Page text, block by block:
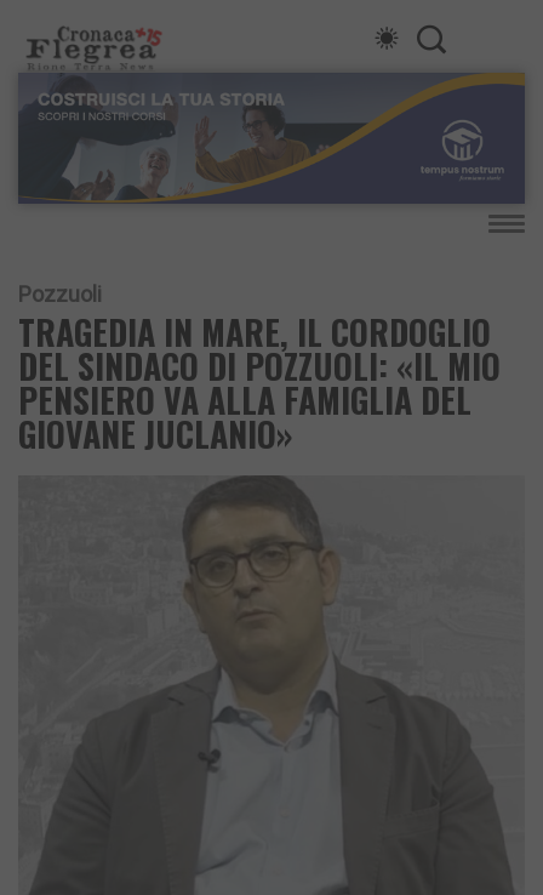
Pozzuoli
TRAGEDIA IN MARE, IL CORDOGLIO
DEL SINDACO DI POZZUOLI: «IL MIO
PENSIERO VA ALLA FAMIGLIA DEL
GIOVANE JUCLANIO»